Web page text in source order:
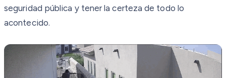
seguridad pública y tener la certeza de todo lo
acontecido.